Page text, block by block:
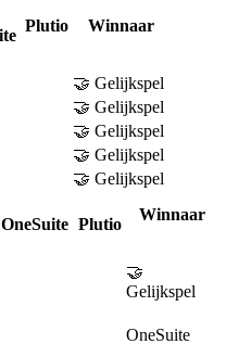
Plutio
Winnaar
🤝 Gelijkspel
🤝 Gelijkspel
🤝 Gelijkspel
🤝 Gelijkspel
🤝 Gelijkspel
OneSuite Plutio
Winnaar
🤝
Gelijkspel
OneSuite